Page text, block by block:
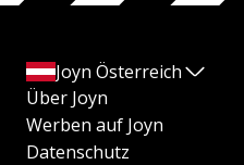
Joyn Österreich
Über Joyn
Werben auf Joyn
Datenschutz